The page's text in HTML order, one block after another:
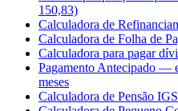
150,83)
Calculadora de
Calculadora de Folha de
Calculadora para pagar
Pagamento Antecipado —
meses
Calculadora de Pensão